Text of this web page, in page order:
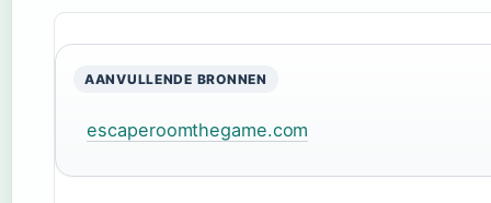
AANVULLENDE BRONNEN
escaperoomthegame.com